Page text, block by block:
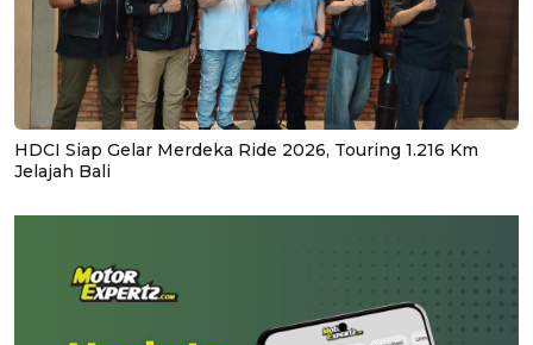
HDCI Siap Gelar Merdeka Ride 2026, Touring 1.216 Km
Jelajah Bali